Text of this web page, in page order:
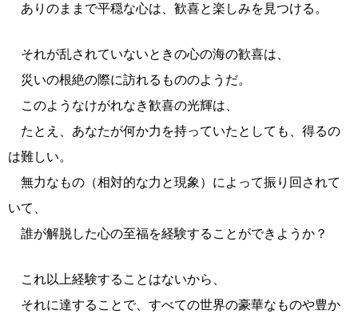
ありのままで平穏な心は、歓喜と楽しみを見つける。
それが乱されていないときの心の海の歓喜は、
災いの根絶の際に訪れるもののようだ。
このようなけがれなき歓喜の光輝は、
たとえ、あなたが何か力を持っていたとしても、得るの
は難しい。
無力なもの（相対的な力と現象）によって振り回されて
いて、
誰が解脱した心の至福を経験することができようか？
これ以上経験することはないから、
それに達することで、すべての世界の豪華なものや豊か